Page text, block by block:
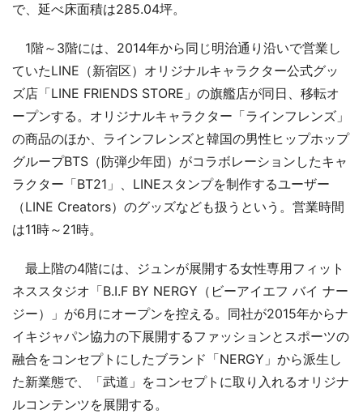
で、延べ床面積は285.04坪。
1階～3階には、2014年から同じ明治通り沿いで営業し
ていたLINE（新宿区）オリジナルキャラクター公式グッ
ズ店「LINE FRIENDS STORE」の旗艦店が同日、移転オ
ープンする。オリジナルキャラクター「ラインフレンズ」
の商品のほか、ラインフレンズと韓国の男性ヒップホップ
グループBTS（防弾少年団）がコラボレーションしたキャ
ラクター「BT21」、LINEスタンプを制作するユーザー
（LINE Creators）のグッズなども扱うという。営業時間
は11時～21時。
最上階の4階には、ジュンが展開する女性専用フィット
ネススタジオ「B.I.F BY NERGY（ビーアイエフ バイ ナー
ジー）」が6月にオープンを控える。同社が2015年からナ
イキジャパン協力の下展開するファッションとスポーツの
融合をコンセプトにしたブランド「NERGY」から派生し
た新業態で、「武道」をコンセプトに取り入れるオリジナ
ルコンテンツを展開する。